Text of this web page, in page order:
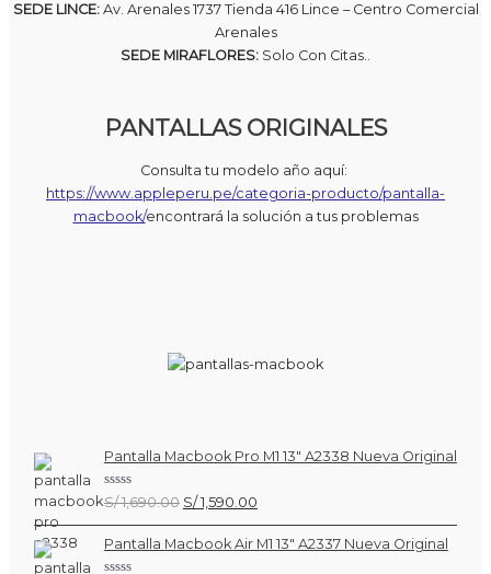
SEDE LINCE: Av. Arenales 1737 Tienda 416 Lince – Centro Comercial
Arenales
SEDE MIRAFLORES: Solo Con Citas..
PANTALLAS ORIGINALES
Consulta tu modelo año aquí:
https://www.appleperu.pe/categoria-producto/pantalla-
macbook/encontrará la solución a tus problemas
Pantalla Macbook Pro M1 13″ A2338 Nueva Original
Valorado
con
0
de
5
S/1,690.00 El
precio
original
S/1,590.00El
precio
actual
Pantalla Macbook Air M1 13″ A2337 Nueva Original